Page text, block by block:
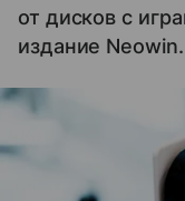
от дисков с
издание Neowin.